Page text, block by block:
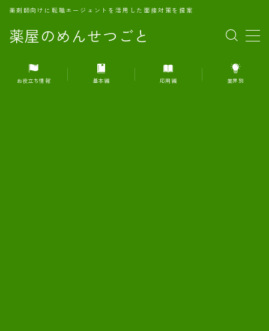
薬屋のめんせつごと
薬剤師向けに転職エージェントを活用した面接対策を提案
MENU
1.転職エージェントとは何か？
お役立ち情報 基本編 応用編 業界別